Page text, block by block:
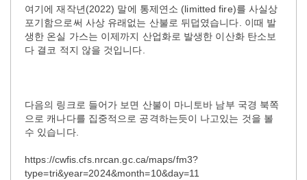
여기에 재작년(2022) 말에 통제연소 (limitted fire)를 사실상
포기함으로써 사상 유래없는 산불로 뒤덥였습니다. 이때 발
생한 온실 가스는 이제까지 산업화로 발생한 이산화 탄소보
다 결코 적지 않을 것입니다.
다음의 링크로 들어가 보면 산불이 마니토바 남부 국경 북쪽
으로 캐나다를 집중적으로 공격하는듯이 나고있는 것을 볼
수 있습니다.
https://cwfis.cfs.nrcan.gc.ca/maps/fm3?
type=tri&year=2024&month=10&day=11